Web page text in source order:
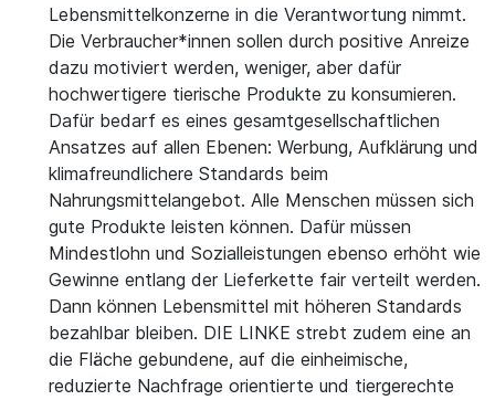
Lebensmittelkonzerne in die Verantwortung nimmt.
Die Verbraucher*innen sollen durch positive Anreize
dazu motiviert werden, weniger, aber dafür
hochwertigere tierische Produkte zu konsumieren.
Dafür bedarf es eines gesamtgesellschaftlichen
Ansatzes auf allen Ebenen: Werbung, Aufklärung und
klimafreundlichere Standards beim
Nahrungsmittelangebot. Alle Menschen müssen sich
gute Produkte leisten können. Dafür müssen
Mindestlohn und Sozialleistungen ebenso erhöht wie
Gewinne entlang der Lieferkette fair verteilt werden.
Dann können Lebensmittel mit höheren Standards
bezahlbar bleiben. DIE LINKE strebt zudem eine an
die Fläche gebundene, auf die einheimische,
reduzierte Nachfrage orientierte und tiergerechte